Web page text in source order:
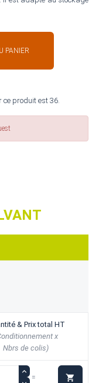
PANIER
produit est 36.
& Prix total HT
x
Nbrs de colis)
= 